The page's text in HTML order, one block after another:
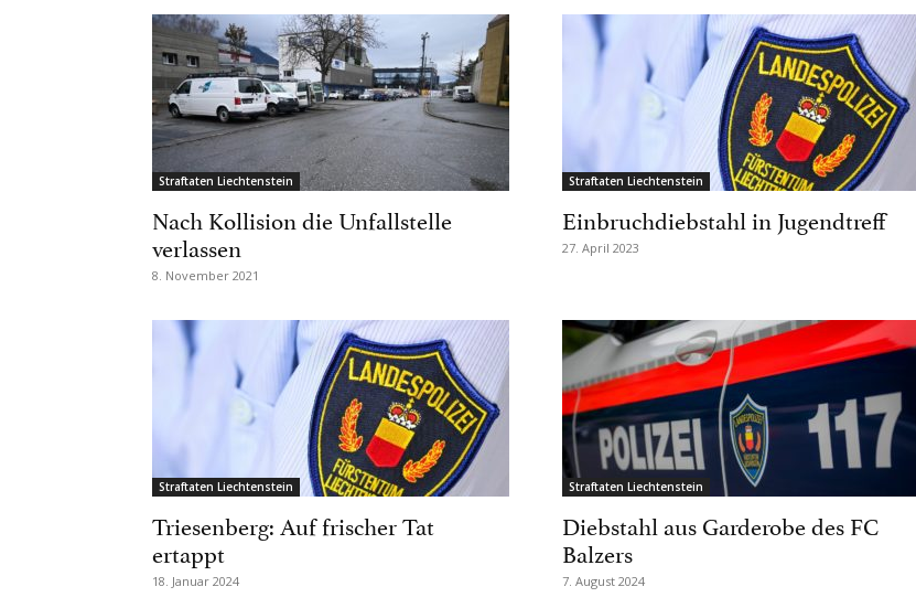
Straftaten Liechtenstein
Nach Kollision die Unfallstelle
verlassen
8. November 2021
Straftaten Liechtenstein
Einbruchdiebstahl in Jugendtreff
27. April 2023
Straftaten Liechtenstein
Triesenberg: Auf frischer Tat
ertappt
18. Januar 2024
Straftaten Liechtenstein
Diebstahl aus Garderobe des FC
Balzers
7. August 2024